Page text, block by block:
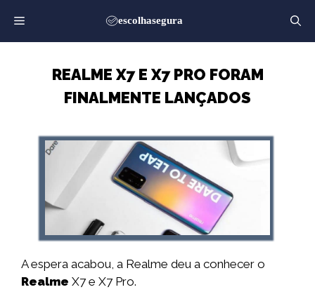
para
o
REALME X7 E X7 PRO FORAM
FINALMENTE LANÇADOS
A espera acabou, a Realme deu a conhecer o
Realme X7 e X7 Pro.